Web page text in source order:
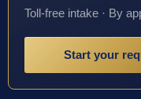
Toll-free intake · By
Start your